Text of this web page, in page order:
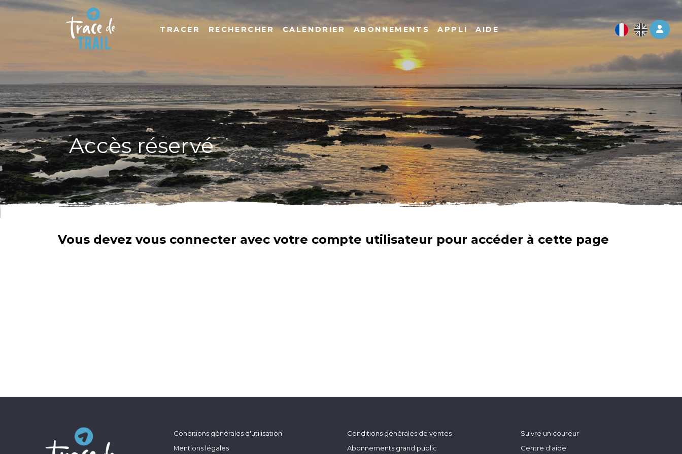
Log
TRACER RECHERCHER CALENDRIER ABONNEMENTS APPLI AIDE
Accès réservé
Vous devez vous connecter avec votre compte utilisateur pour accéder à cette page
Conditions générales d'utilisation
Mentions légales
Conditions générales de ventes
Abonnements grand public
Suivre un coureur
Centre d'aide